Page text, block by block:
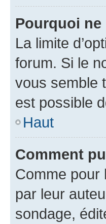
Pourquoi
La limite
forum. Si le
vous semble
est possible
Haut
Comment
Comme pour
par leur
sondage,